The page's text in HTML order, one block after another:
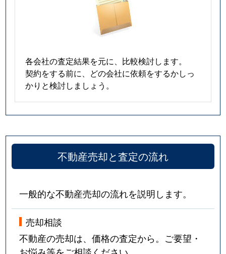
各会社の査定結果を元に、比較検討します。
契約をする前に、どの会社に依頼をするかしっ
かりと検討しましょう。
不動産売却と査定の流れ
一般的な不動産売却の流れを説明します。
売却相談
不動産の売却は、価格の査定から。ご要望・
お悩み等をご相談ください。